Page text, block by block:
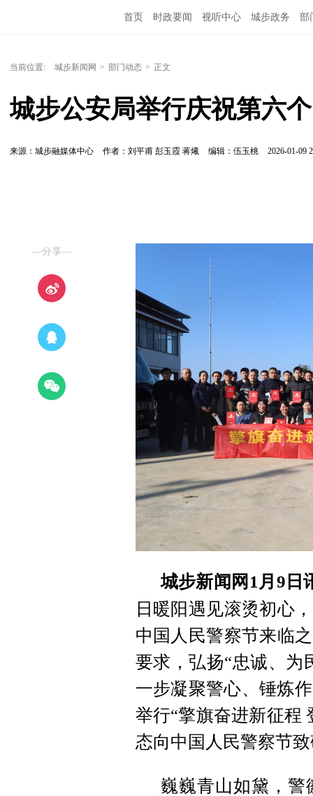
首页 时政要闻 视听中心 城步政务 部
当前位置: 城步新闻网 > 部门动态 > 正文
城步公安局举行庆祝第六
来源：城步融媒体中心 作者：刘平甫 彭玉霞 蒋爔 编辑：伍玉桃 2026-01-09
—分享—
城步新闻网1月9日
日暖阳遇见滚烫初心
中国人民警察节来临
要求，弘扬“忠诚、为
一步凝聚警心、锤炼
举行“擎旗奋进新征程
态向中国人民警察节
巍巍青山如黛，警